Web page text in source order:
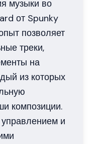
музыки во
от Spunky
позволяет
треки,
на
из которых
композиции.
и